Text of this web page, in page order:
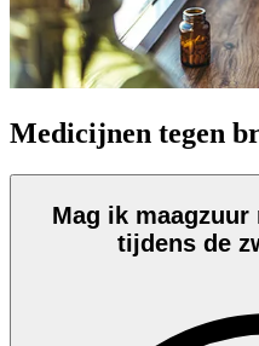
Medicijnen tegen
Mag ik
tijdens de